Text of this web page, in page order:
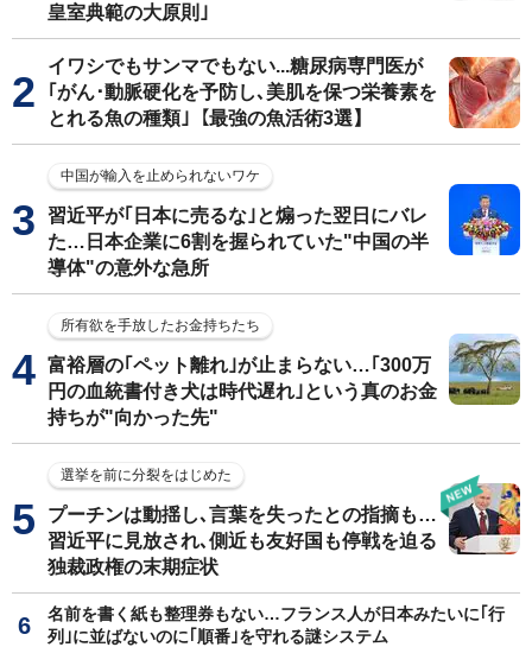
皇室典範の大原則｣
イワシでもサンマでもない...糖尿病専門医が
｢がん･動脈硬化を予防し､美肌を保つ栄養素を
とれる魚の種類｣【最強の魚活術3選】
中国が輸入を止められないワケ
習近平が｢日本に売るな｣と煽った翌日にバレ
た…日本企業に6割を握られていた"中国の半
導体"の意外な急所
所有欲を手放したお金持ちたち
富裕層の｢ペット離れ｣が止まらない…｢300万
円の血統書付き犬は時代遅れ｣という真のお金
持ちが"向かった先"
選挙を前に分裂をはじめた
プーチンは動揺し､言葉を失ったとの指摘も…
習近平に見放され､側近も友好国も停戦を迫る
独裁政権の末期症状
名前を書く紙も整理券もない…フランス人が日本みたいに｢行
列｣に並ばないのに｢順番｣を守れる謎システム